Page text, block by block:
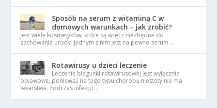
Sposób na serum z witaminą C w
domowych warunkach – jak zrobić?
Jest wiele kosmetyków, które są wręcz niezbędne do
zachowania urody. Jednym z nim jest na pewno serum …
Rotawirusy u dzieci leczenie
Leczenie biegunki rotawirusowej jest wyłącznie
objawowe, ponieważ na tego typu chorobę niestety nie ma
lekarstwa. Podczas infekcji …